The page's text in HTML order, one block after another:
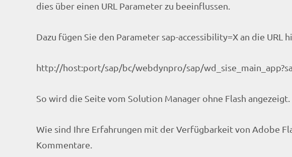
dies über einen URL Parameter zu beeinflussen.
Dazu fügen Sie den Parameter sap-accessibility=X an die URL
http://host:port/sap/bc/webdynpro/sap/
So wird die Seite vom Solution Manager ohne Flash angezeigt.
Wie sind Ihre Erfahrungen mit der Verfügbarkeit von Adobe
Kommentare.